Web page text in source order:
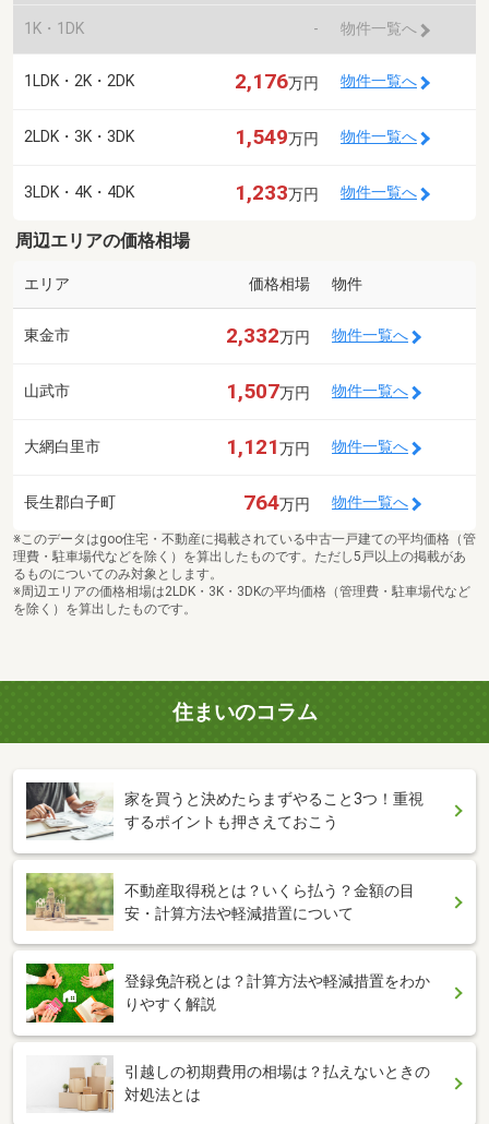
1K・1DK - 物件一覧へ
1LDK・2K・2DK 2,176万円 物件一覧へ
2LDK・3K・3DK 1,549万円 物件一覧へ
3LDK・4K・4DK 1,233万円 物件一覧へ
周辺エリアの価格相場
エリア 価格相場 物件
東金市 2,332万円 物件一覧へ
山武市 1,507万円 物件一覧へ
大網白里市 1,121万円 物件一覧へ
長生郡白子町 764万円 物件一覧へ
※このデータはgoo住宅・不動産に掲載されている中古一戸建ての平均価格（管
理費・駐車場代などを除く）を算出したものです。ただし5戸以上の掲載があ
るものについてのみ対象とします。
※周辺エリアの価格相場は2LDK・3K・3DKの平均価格（管理費・駐車場代など
を除く）を算出したものです。
住まいのコラム
家を買うと決めたらまずやること3つ！重視
するポイントも押さえておこう
不動産取得税とは？いくら払う？金額の目
安・計算方法や軽減措置について
登録免許税とは？計算方法や軽減措置をわか
りやすく解説
引越しの初期費用の相場は？払えないときの
対処法とは